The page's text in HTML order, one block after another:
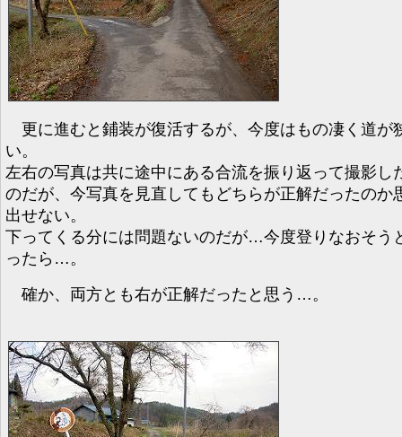
更に進むと鋪装が復活するが、今度はもの凄く道が
い。
左右の写真は共に途中にある合流を振り返って撮影し
のだが、今写真を見直してもどちらが正解だったのか
出せない。
下ってくる分には問題ないのだが…今度登りなおそう
ったら…。
確か、両方とも右が正解だったと思う…。